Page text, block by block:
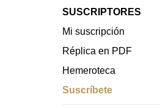
SUSCRIPTORES
Mi suscripción
Réplica en PDF
Hemeroteca
Suscríbete